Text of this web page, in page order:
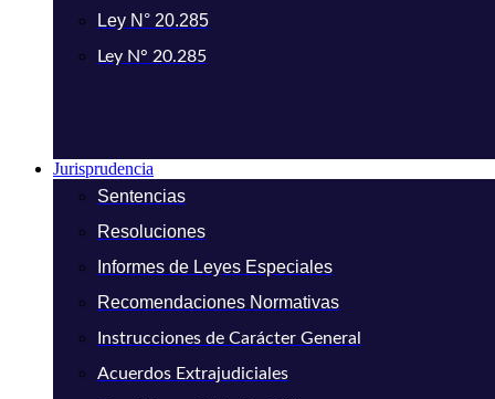
Ley N° 20.285
Ley N° 20.285
Jurisprudencia
Sentencias
Resoluciones
Informes de Leyes Especiales
Recomendaciones Normativas
Instrucciones de Carácter General
Acuerdos Extrajudiciales